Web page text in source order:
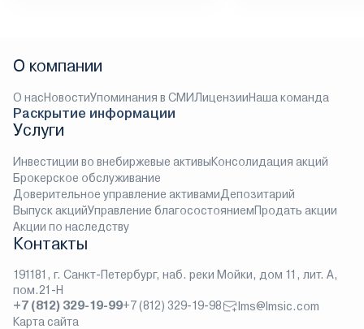
О компании
О насНовостиУпоминания в СМИЛицензииНаша команда
Раскрытие информации
Услуги
Инвестиции во внебиржевые активыКонсолидация акций
Брокерское обслуживание
Доверительное управление активамиДепозитарий
Выпуск акцийУправление благосостояниемПродать акции
Акции по наследству
Контакты
191181, г. Санкт-Петербург, наб. реки Мойки, дом 11, лит. А,
пом.21-Н
+7 (812) 329-19-99+7 (812) 329-19-98
lms@lmsic.com
Карта сайта